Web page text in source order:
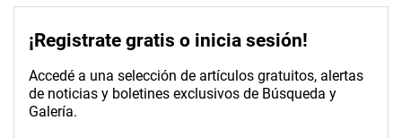
¡Registrate gratis o inicia sesión!
Accedé a una selección de artículos gratuitos, alertas
de noticias y boletines exclusivos de Búsqueda y
Galería.